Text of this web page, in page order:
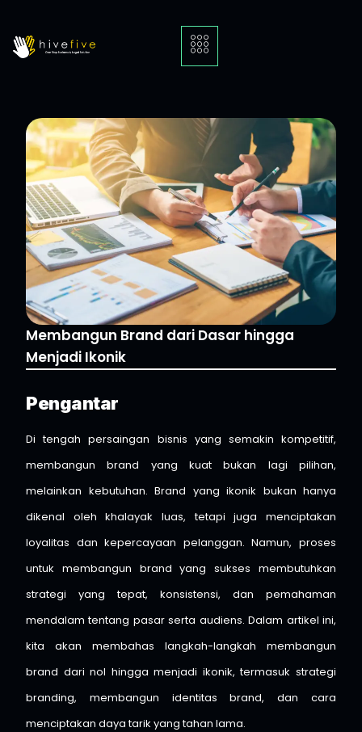
Membangun Brand dari Dasar hingga
Menjadi Ikonik
Pengantar
Di tengah persaingan bisnis yang semakin kompetitif,
membangun brand yang kuat bukan lagi pilihan,
melainkan kebutuhan. Brand yang ikonik bukan hanya
dikenal oleh khalayak luas, tetapi juga menciptakan
loyalitas dan kepercayaan pelanggan. Namun, proses
untuk membangun brand yang sukses membutuhkan
strategi yang tepat, konsistensi, dan pemahaman
mendalam tentang pasar serta audiens. Dalam artikel ini,
kita akan membahas langkah-langkah membangun
brand dari nol hingga menjadi ikonik, termasuk strategi
branding, membangun identitas brand, dan cara
menciptakan daya tarik yang tahan lama.